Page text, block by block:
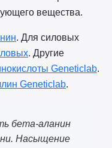
вещества.
. Для силовых
. Другие
Geneticlab.
Geneticlab.
бета-аланин
Насыщение